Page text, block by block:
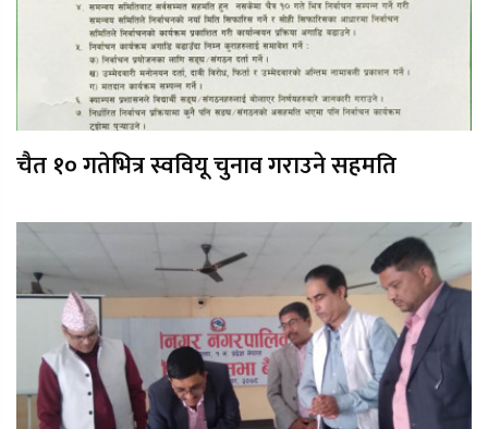
चैत १० गतेभित्र स्ववियू चुनाव गराउने सहमति